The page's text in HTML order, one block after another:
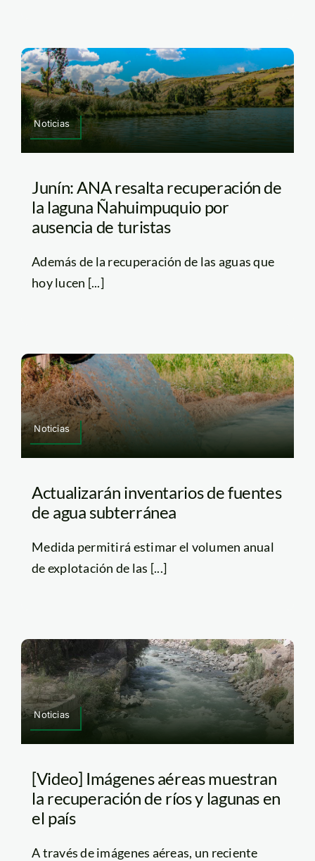
Noticias
Junín: ANA resalta recuperación de
la laguna Ñahuimpuquio por
ausencia de turistas
Además de la recuperación de las aguas que
hoy lucen [...]
Noticias
Actualizarán inventarios de fuentes
de agua subterránea
Medida permitirá estimar el volumen anual
de explotación de las [...]
Noticias
[Video] Imágenes aéreas muestran
la recuperación de ríos y lagunas en
el país
A través de imágenes aéreas, un reciente